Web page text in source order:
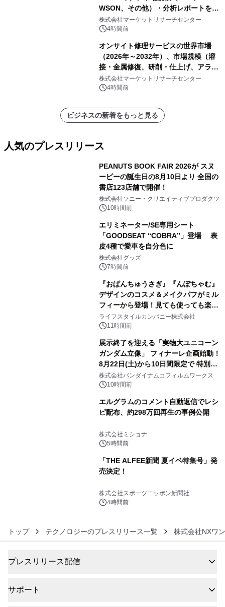
WSON、その他）・分析レポートを発
表
株式会社マーケットリサーチセンター
4時間前
オンサイト修理サービスの世界市場
（2026年～2032年）、市場規模（溶
接・金属修復、研削・仕上げ、アライ
メント、その他）・分析レポートを発
表
株式会社マーケットリサーチセンター
4時間前
ビジネスの新着をもっと見る
人気のプレスリリース
PEANUTS BOOK FAIR 2026が スヌ
ーピーの誕生日の8月10日より 全国の
書店123店舗で開催！
株式会社ソニー・クリエイティブプロダクツ
10時間前
エリミネーター/SE専用シート
「GOODSEAT “COBRA”」登場 表
皮4種で愛車を自分色に
株式会社グッズ
7時間前
『おぱんちゅうさぎ』『んぽちゃむ』
デザインのコスメ＆メイクパフがミル
フィーから登場！見ても使っても楽し
い、ポップでキュートなコレクショ
ン。
ライフスタイルカンパニー株式会社
11時間前
展示終了を迎える「実物大ユニコーン
ガンダム立像」 フィナーレ企画始動！
8月22日(土)から10日間限定で 特別映
像『UNICORN GUNDAM Statue ―
BEYOND POSSIBILITY ―』を上映！
株式会社バンダイナムコフィルムワークス
10時間前
エルグラムのコメント自動返信でレシ
ピ配布、約298万回再生の事例公開
株式会社ミショナ
5時間前
「THE ALFEE新聞 夏イベ特集号」発
売決定！
株式会社スポーツニッポン新聞社
4時間前
トップ テクノロジーのプレスリリース一覧 株式会社NXワ
プレスリリース配信
サポート